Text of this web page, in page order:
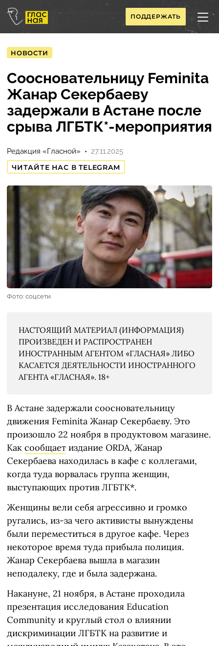
ПОДДЕРЖАТЬ
НОВОСТИ
Соосновательницу Feminita
Жанар Секербаеву
задержали в Астане после
срыва ЛГБТК*-мероприятия
Редакция «Гласной»
27.11.2025
ЧИТАЙТЕ НАС В TELEGRAM
Фото: соцсети
НАСТОЯЩИЙ МАТЕРИАЛ (ИНФОРМАЦИЯ)
ПРОИЗВЕДЕН И РАСПРОСТРАНЕН
ИНОСТРАННЫМ АГЕНТОМ «ГЛАСНАЯ» ЛИБО
КАСАЕТСЯ ДЕЯТЕЛЬНОСТИ ИНОСТРАННОГО
АГЕНТА «ГЛАСНАЯ». 18+
В Астане задержали соосновательницу
движения Feminita Жанар Секербаеву. Это
произошло 22 ноября в продуктовом магазине.
Как сообщает издание ORDA, Жанар
Секербаева находилась в кафе с коллегами,
когда туда ворвалась группа женщин,
выступающих против ЛГБТК*.
Женщины вели себя агрессивно и громко
ругались, из-за чего активисты вынуждены
были переместиться в другое кафе. Через
некоторое время туда прибыла полиция.
Жанар Секербаева вышла в магазин
неподалеку, где и была задержана.
Накануне, 21 ноября, в Астане проходила
презентация исследования Education
Community и круглый стол о влиянии
дискриминации ЛГБТК на развитие и